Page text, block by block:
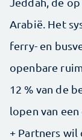
Arabië. Het
ferry- en
openbare
12 % van de
lopen van
+ Partners